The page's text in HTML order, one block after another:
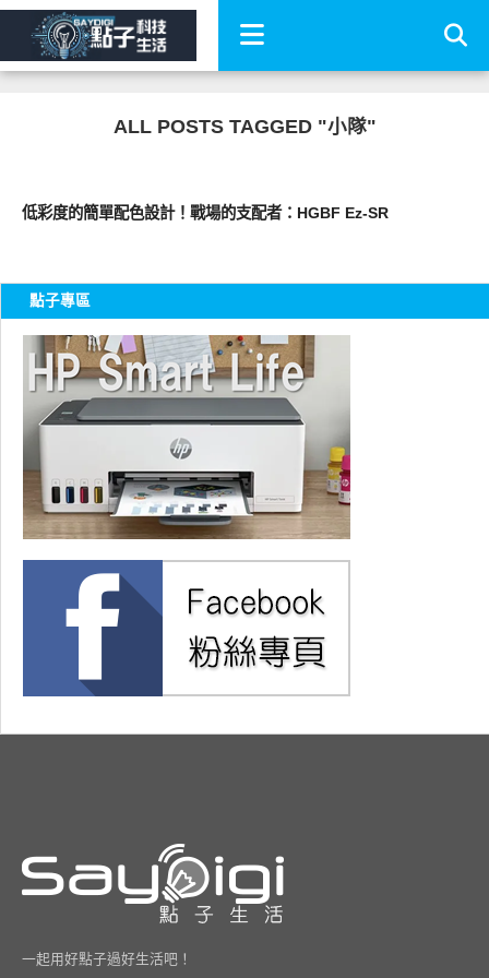
ALL POSTS TAGGED "小隊"
低彩度的簡單配色設計！戰場的支配者：HGBF Ez-SR
點子專區
一起用好點子過好生活吧！